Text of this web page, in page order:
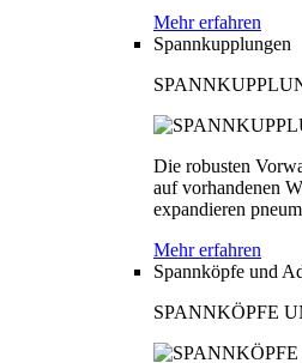
Mehr erfahren
Spannkupplungen
Die robusten
auf vorhandenen
expandieren
Mehr erfahren
Spannköpfe und
SPANNKÖPFE